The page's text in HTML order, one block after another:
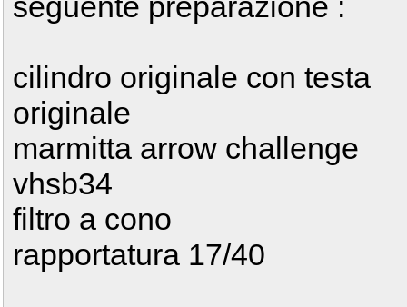
cilindro originale con testa
originale
marmitta arrow challenge
vhsb34
filtro a cono
rapportatura 17/40